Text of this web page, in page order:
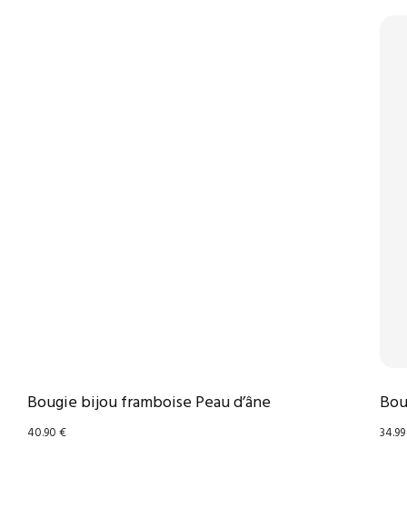
Bougie bijou framboise Peau d’âne
40.90€ 34.99